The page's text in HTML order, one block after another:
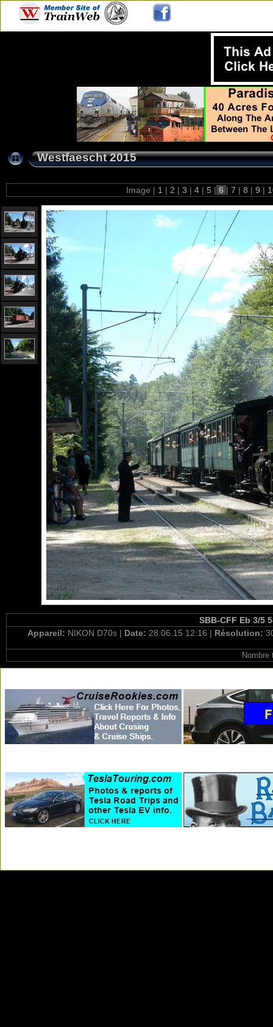
Westfaescht 2015
Image | 1 | 2 | 3 | 4 | 5 | 6 | 7 | 8 | 9 |
SBB-CFF Eb 3/5
Appareil: NIKON D70s | Date: 28.06.15 12:16 | Résolution: